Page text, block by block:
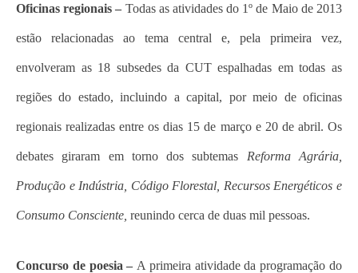
Oficinas regionais – Todas as atividades do 1º de Maio de 2013
estão relacionadas ao tema central e, pela primeira vez,
envolveram as 18 subsedes da CUT espalhadas em todas as
regiões do estado, incluindo a capital, por meio de oficinas
regionais realizadas entre os dias 15 de março e 20 de abril. Os
debates giraram em torno dos subtemas Reforma Agrária,
Produção e Indústria, Código Florestal, Recursos Energéticos e
Consumo Consciente, reunindo cerca de duas mil pessoas.
Concurso de poesia – A primeira atividade da programação do